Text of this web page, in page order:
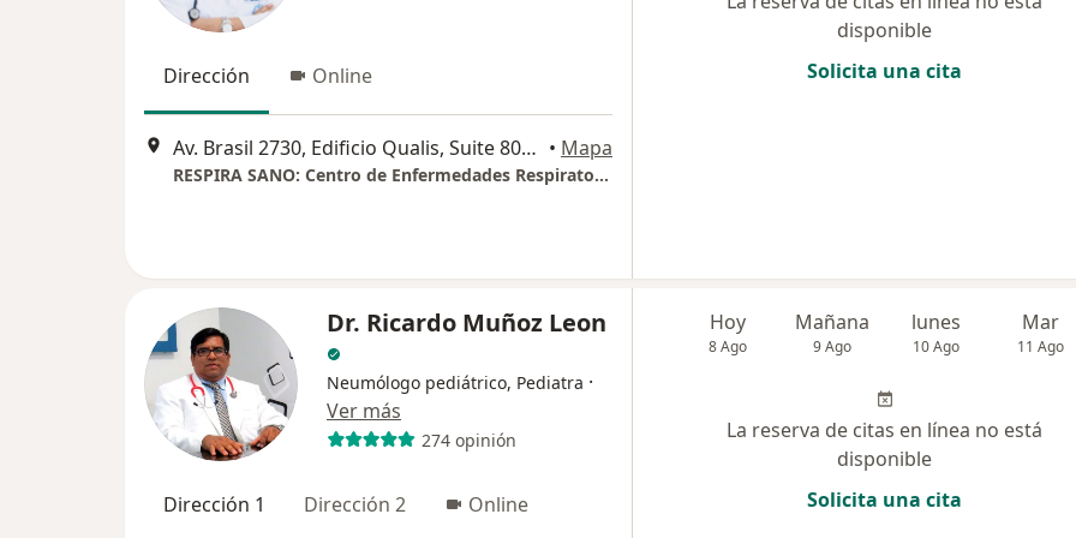
Dirección Online
Av. Brasil 2730, Edificio Qualis, Suite 803 (Frente al Hospital de la Policia), Pueblo Libre • Mapa
RESPIRA SANO: Centro de Enfermedades Respiratorias
disponible
Solicita una cita
Dr. Ricardo Muñoz Leon
Neumólogo pediátrico, Pediatra ·
Ver más
274 opinión
Dirección 1 Dirección 2 Online
Hoy
8 Ago
Mañana
9 Ago
lunes
10 Ago
Mar
11 Ago
La reserva de citas en línea no está
disponible
Solicita una cita